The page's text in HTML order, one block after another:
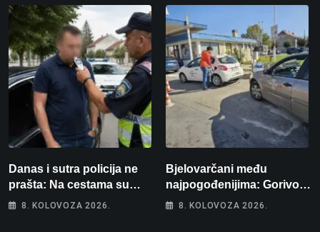
Europskog prvenstva
Danas i sutra policija ne
prašta: Na cestama su
posebno na meti ovi
8. KOLOVOZA 2026.
Bjelovarčani među
najpogođenijima: Gorivo
im pojede gotovo 6 posto
8. KOLOVOZA 2026.